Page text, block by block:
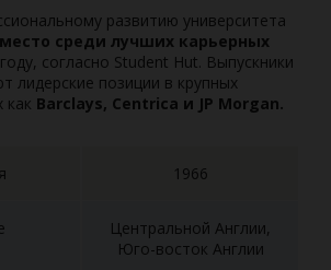
развитию университета
среди лучших карьерных
согласно Student Hut. Выпускники
лидерские позиции в крупных
как Barclays, Centrica и JP Morgan.
1966
Центральной Англии,
Юго-восток Англии